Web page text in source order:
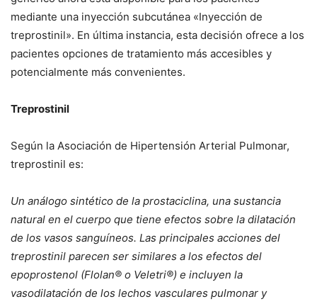
mediante una inyección subcutánea «Inyección de
treprostinil». En última instancia, esta decisión ofrece a los
pacientes opciones de tratamiento más accesibles y
potencialmente más convenientes.
Treprostinil
Según la Asociación de Hipertensión Arterial Pulmonar,
treprostinil es:
Un análogo sintético de la prostaciclina, una sustancia
natural en el cuerpo que tiene efectos sobre la dilatación
de los vasos sanguíneos. Las principales acciones del
treprostinil parecen ser similares a los efectos del
epoprostenol (Flolan® o Veletri®) e incluyen la
vasodilatación de los lechos vasculares pulmonar y